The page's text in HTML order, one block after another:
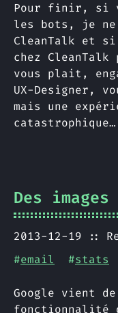
Pour finir, si
les bots, je ne
CleanTalk et si
chez
vous plait,
UX-Designer,
mais une
catastrophique…
Des
2013-12-19
#email #stats
Google vient
fonctionnalité